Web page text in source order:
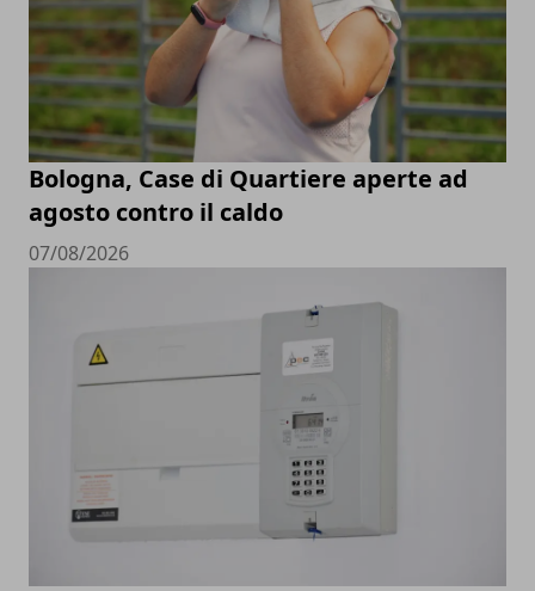
Bologna, Case di Quartiere aperte ad
agosto contro il caldo
07/08/2026